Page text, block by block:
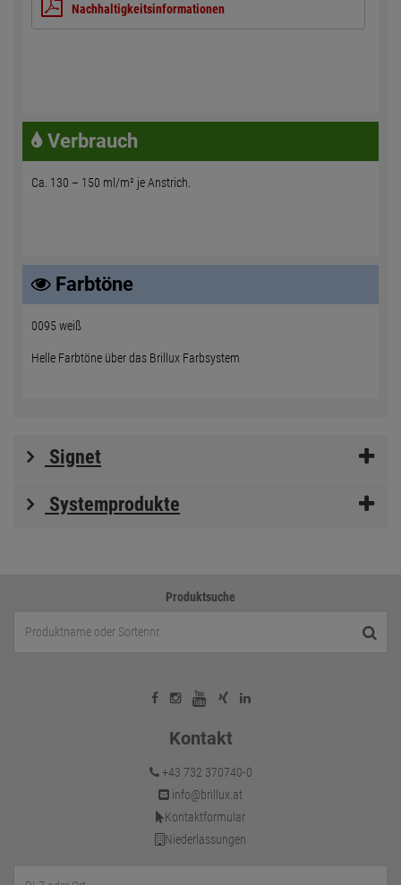
Nachhaltigkeitsinformationen
Verbrauch
Ca. 130 – 150 ml/m² je Anstrich.
Farbtöne
0095 weiß
Helle Farbtöne über das Brillux Farbsystem
Signet
Systemprodukte
Produktsuche
Kontakt
+43 732 370740-0
info@brillux.at
Kontaktformular
Niederlassungen